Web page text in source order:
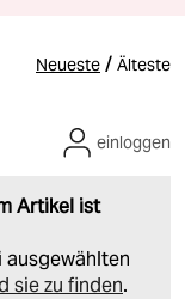
Neueste / Älteste
Artikel ist
sie zu finden.
einloggen